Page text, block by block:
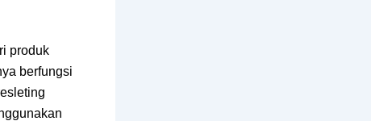
produk
berfungsi